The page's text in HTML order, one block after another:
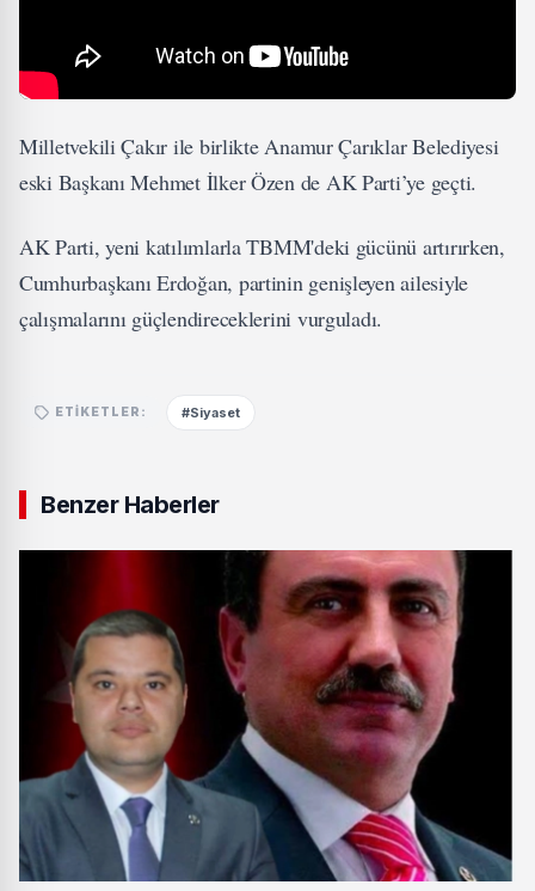
Milletvekili Çakır ile birlikte Anamur Çarıklar Belediyesi
eski Başkanı Mehmet İlker Özen de AK Parti’ye geçti.
AK Parti, yeni katılımlarla TBMM'deki gücünü artırırken,
Cumhurbaşkanı Erdoğan, partinin genişleyen ailesiyle
çalışmalarını güçlendireceklerini vurguladı.
ETIKETLER: #Siyaset
Benzer Haberler